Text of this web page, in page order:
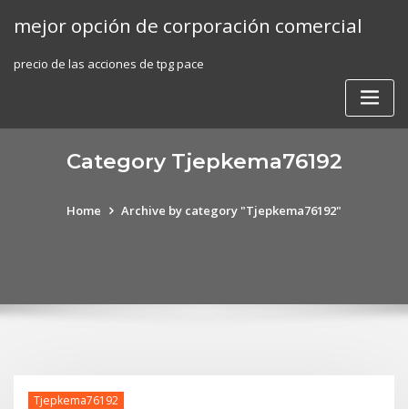
mejor opción de corporación comercial
precio de las acciones de tpg pace
Category Tjepkema76192
Home Archive by category "Tjepkema76192"
Tjepkema76192